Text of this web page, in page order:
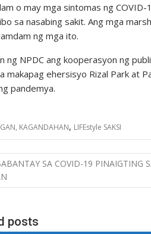
o may mga sintomas ng
sa nasabing sakit. Ang mga
ng mga ito.
ng NPDC ang kooperasyon ng
makapag ehersisyo Rizal Park at
pandemya.
KAGANDAHAN, LIFEstyle SAKSI
SA COVID-19 PINAIGTING
posts